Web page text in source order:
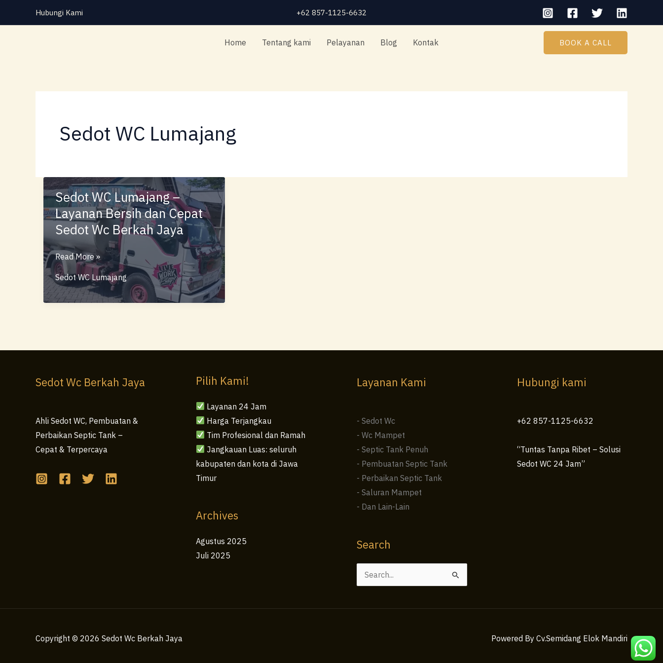
Hubungi Kami +62 857-1125-6632
Home Tentang kami Pelayanan Blog Kontak BOOK A CALL
Sedot WC Lumajang
Sedot WC Lumajang –
Layanan Bersih dan Cepat
Sedot Wc Berkah Jaya
Sedot
WC
Lumajang
–
Wc
Read More »
Sedot WC Lumajang
Sedot Wc Berkah Jaya
Ahli Sedot WC, Pembuatan &
Perbaikan Septic Tank –
Cepat & Terpercaya
Pilih Kami!
Layanan 24 Jam
Harga Terjangkau
Tim Profesional dan Ramah
Jangkauan Luas: seluruh
kabupaten dan kota di Jawa
Timur
Archives
Agustus 2025
Juli 2025
Layanan Kami
- Sedot Wc
- Wc Mampet
- Septic Tank Penuh
- Pembuatan Septic Tank
- Perbaikan Septic Tank
- Saluran Mampet
- Dan Lain-Lain
Search
Cari
Hubungi kami
+62 857-1125-6632
“Tuntas Tanpa Ribet – Solusi
Sedot WC 24 Jam”
Copyright © 2026 Sedot Wc Berkah Jaya Powered By Cv.Semidang Elok Mandiri